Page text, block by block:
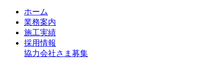
ホーム
業務案内
施工実績
採用情報
協力会社さま募集